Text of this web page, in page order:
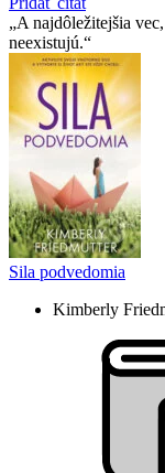
A najdôležitejšia
neexistujú.
Sila podvedomia
Kimberly